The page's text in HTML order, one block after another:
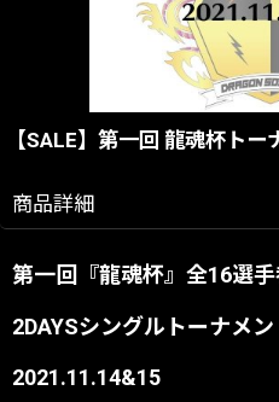
【SALE】第一回 龍魂杯トー
商品詳細
第一回『龍魂杯』全16選
2DAYSシングルトーナメン
2021.11.14&15